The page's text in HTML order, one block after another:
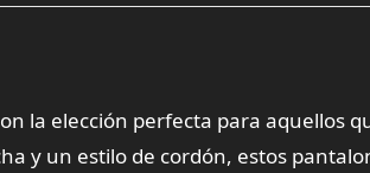
la elección perfecta para aquellos
y un estilo de cordón, estos